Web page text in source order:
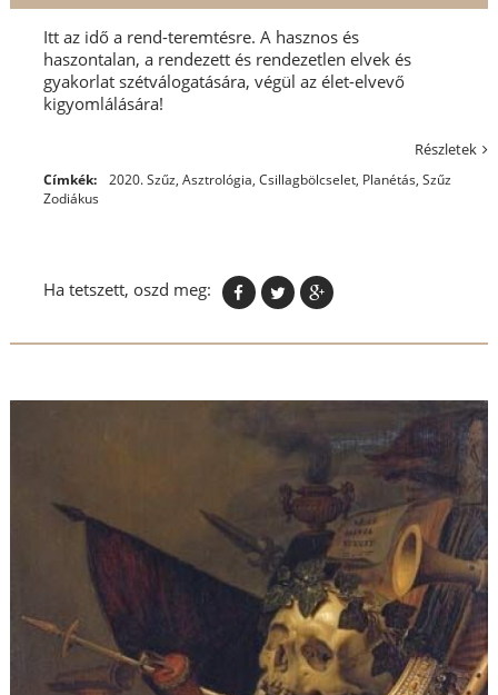
Itt az idő a rend-teremtésre. A hasznos és
haszontalan, a rendezett és rendezetlen elvek és
gyakorlat szétválogatására, végül az élet-elvevő
kigyomlálására!
Részletek
Címkék: 2020. Szűz, Asztrológia, Csillagbölcselet, Planétás, Szűz
Zodiákus
Ha tetszett, oszd meg: